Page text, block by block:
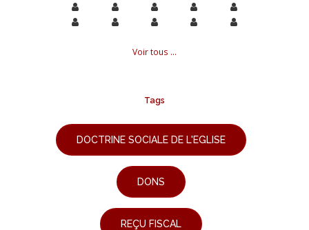
Voir tous ...
Tags
DOCTRINE SOCIALE DE L'EGLISE
DONS
REÇU FISCAL